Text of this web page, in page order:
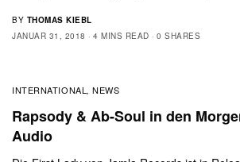
BY THOMAS KIEBL
JANUAR 31, 2018
4 MINS READ 0 SHARES
INTERNATIONAL ,NEWS
Rapsody & Ab-Soul in den
Audio